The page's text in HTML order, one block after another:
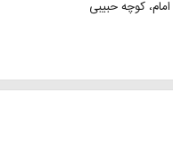
کوچه حبیبی